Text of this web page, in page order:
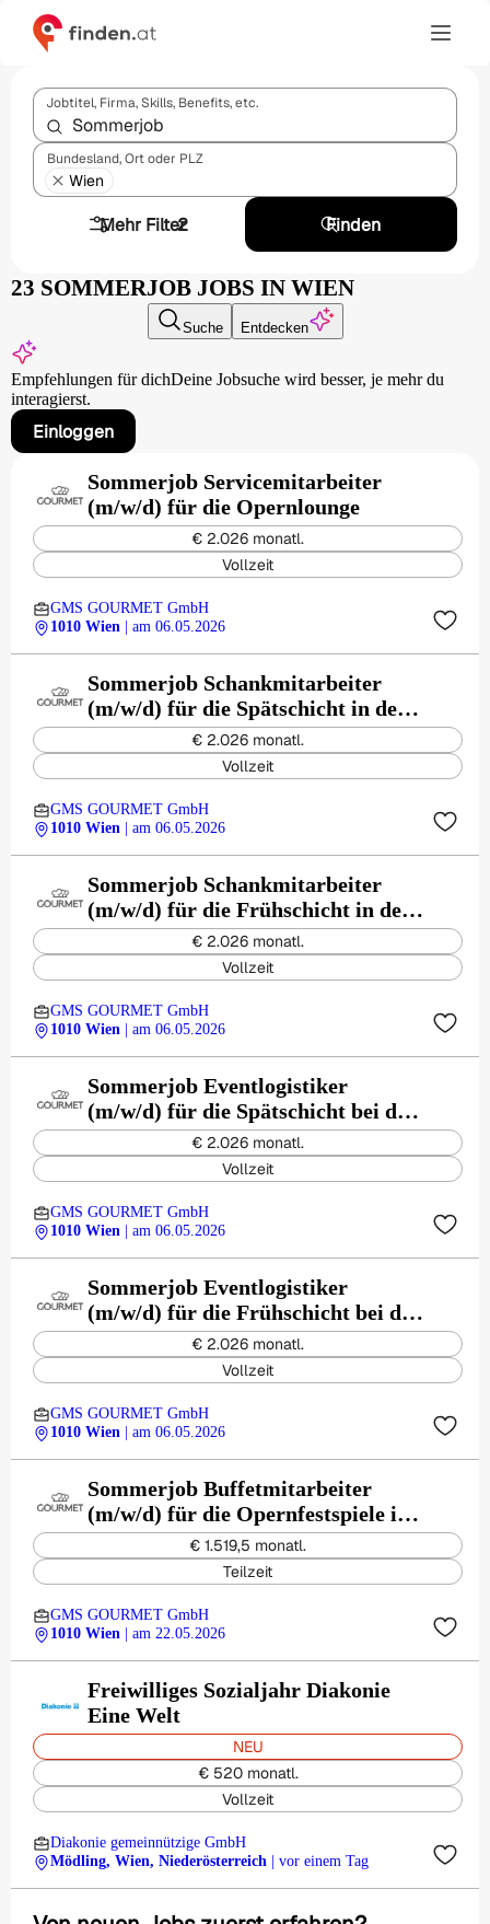
Jobtitel, Firma, Skills, Benefits, etc.
Bundesland, Ort oder PLZ
Wien
Mehr Filter
2 Finden
23 SOMMERJOB JOBS IN WIEN
Suche Entdecken
Empfehlungen für dichDeine Jobsuche wird besser, je mehr du
interagierst.
Einloggen
Sommerjob Servicemitarbeiter
(m/w/d) für die Opernlounge
€ 2.026 monatl.
Vollzeit
GMS GOURMET GmbH
1010 Wien
| am 06.05.2026
Sommerjob Schankmitarbeiter
(m/w/d) für die Spätschicht in der
Opernlounge€ 2.026 monatl.
Vollzeit
GMS GOURMET GmbH
1010 Wien
| am 06.05.2026
Sommerjob Schankmitarbeiter
(m/w/d) für die Frühschicht in der
Opernlounge€ 2.026 monatl.
Vollzeit
GMS GOURMET GmbH
1010 Wien
| am 06.05.2026
Sommerjob Eventlogistiker
(m/w/d) für die Spätschicht bei den
Opernfestspiele in St. Margarethen
€ 2.026 monatl.
Vollzeit
GMS GOURMET GmbH
1010 Wien
| am 06.05.2026
Sommerjob Eventlogistiker
(m/w/d) für die Frühschicht bei den
Opernfestspiele in St. Margarethen
€ 2.026 monatl.
Vollzeit
GMS GOURMET GmbH
1010 Wien
| am 06.05.2026
Sommerjob Buffetmitarbeiter
(m/w/d) für die Opernfestspiele im
Steinbruch in St. Margarethen für
30 Std./Woche
€ 1.519,5 monatl.
Teilzeit
GMS GOURMET GmbH
1010 Wien
| am 22.05.2026
Freiwilliges Sozialjahr Diakonie
Eine Welt
NEU
€ 520 monatl.
Vollzeit
Diakonie gemeinnützige GmbH
Mödling, Wien, Niederösterreich
| vor einem Tag